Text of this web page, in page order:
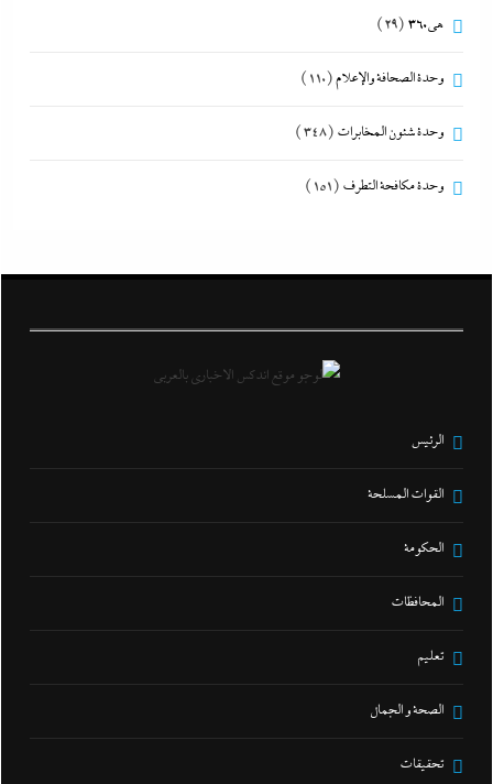
هى360 (29)
وحدة الصحافة والإعلام(110)
وحدة شئون المخابرات (348)
وحدة مكافحة التطرف (151)
الرئيس
القوات المسلحة
الحكومة
المحافظات
تعليم
الصحة و الجمال
تحقيقات